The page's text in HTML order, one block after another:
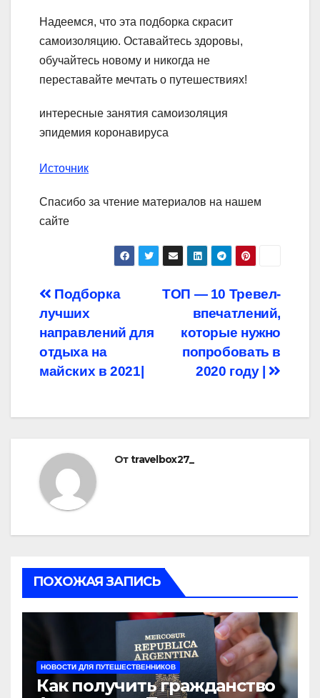
Надеемся, что эта подборка скрасит
самоизоляцию. Оставайтесь здоровы,
обучайтесь новому и никогда не
переставайте мечтать о путешествиях!
интересные занятия самоизоляция
эпидемия коронавируса
Источник
Спасибо за чтение материалов на нашем
сайте
Навигация
по
записям
ТОП — 10 Тревел-
впечатлений,
которые нужно
попробовать в
2020 году |
Подборка
лучших
направлений для
отдыха на
майских в 2021|
Отtravelbox27_
ПОХОЖАЯ ЗАПИСЬ
НОВОСТИ ДЛЯ ПУТЕШЕСТВЕННИКОВ
Как получить гражданство